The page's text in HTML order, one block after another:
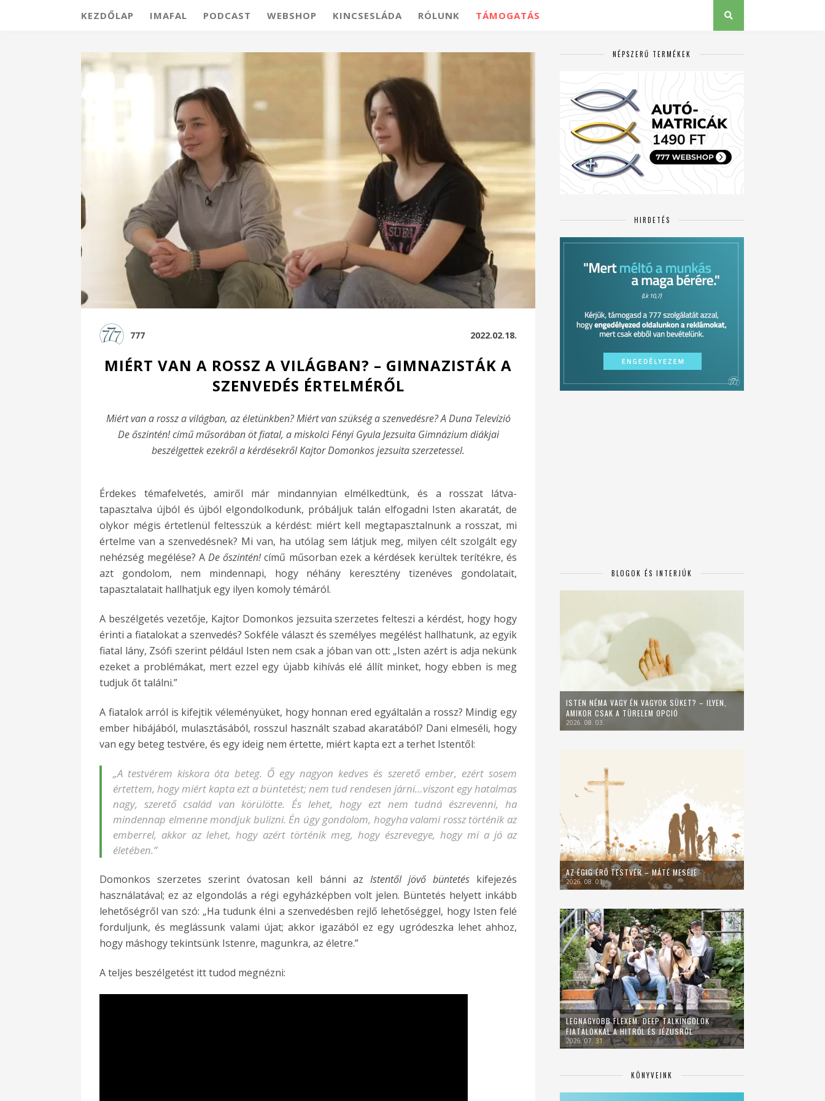
KEZDŐLAP IMAFAL PODCAST WEBSHOP KINCSESLÁDA RÓLUNK TÁMOGATÁS
777 2022.02.18.
MIÉRT VAN A ROSSZ A VILÁGBAN? – GIMNAZISTÁK A
SZENVEDÉS ÉRTELMÉRŐL
Miért van a rossz a világban, az életünkben? Miért van szükség a szenvedésre? A Duna Televízió
De őszintén! című műsorában öt fiatal, a miskolci Fényi Gyula Jezsuita Gimnázium diákjai
beszélgettek ezekről a kérdésekről Kajtor Domonkos jezsuita szerzetessel.
Érdekes témafelvetés, amiről már mindannyian elmélkedtünk, és a rosszat látva-
tapasztalva újból és újból elgondolkodunk, próbáljuk talán elfogadni Isten akaratát, de
olykor mégis értetlenül feltesszük a kérdést: miért kell megtapasztalnunk a rosszat, mi
értelme van a szenvedésnek? Mi van, ha utólag sem látjuk meg, milyen célt szolgált egy
nehézség megélése? ADe őszintén!című műsorban ezek a kérdések kerültek terítékre, és
azt gondolom, nem mindennapi, hogy néhány keresztény tizenéves gondolatait,
tapasztalatait hallhatjuk egy ilyen komoly témáról.
A beszélgetés vezetője, Kajtor Domonkos jezsuita szerzetes felteszi a kérdést, hogy hogy
érinti a fiatalokat a szenvedés? Sokféle választ és személyes megélést hallhatunk, az egyik
fiatal lány, Zsófi szerint például Isten nem csak a jóban van ott: „Isten azért is adja nekünk
ezeket a problémákat, mert ezzel egy újabb kihívás elé állít minket, hogy ebben is meg
tudjuk őt találni.”
A fiatalok arról is kifejtik véleményüket, hogy honnan ered egyáltalán a rossz? Mindig egy
ember hibájából, mulasztásából, rosszul használt szabad akaratából? Dani elmeséli, hogy
van egy beteg testvére, és egy ideig nem értette, miért kapta ezt a terhet Istentől:
„A testvérem kiskora óta beteg. Ő egy nagyon kedves és szerető ember, ezért sosem
értettem, hogy miért kapta ezt a büntetést; nem tud rendesen járni…viszont egy hatalmas
nagy, szerető család van körülötte. És lehet, hogy ezt nem tudná észrevenni, ha
mindennap elmenne mondjuk bulizni. Én úgy gondolom, hogyha valami rossz történik az
emberrel, akkor az lehet, hogy azért történik meg, hogy észrevegye, hogy mi a jó az
életében.”
Domonkos szerzetes szerint óvatosan kell bánni az Istentől jövő büntetéskifejezés
használatával; ez az elgondolás a régi egyházképben volt jelen. Büntetés helyett inkább
lehetőségről van szó: „Ha tudunk élni a szenvedésben rejlő lehetőséggel, hogy Isten felé
forduljunk, és meglássunk valami újat; akkor igazából ez egy ugródeszka lehet ahhoz,
hogy máshogy tekintsünk Istenre, magunkra, az életre.”
A teljes beszélgetést itt tudod megnézni:
NÉPSZERŰ TERMÉKEK
HIRDETÉS
BLOGOK ÉS INTERJÚK
ISTEN NÉMA VAGY ÉN VAGYOK SÜKET? – ILYEN,
AMIKOR CSAK A TÜRELEM OPCIÓ
2026. 08. 03.
AZ ÉGIG ÉRŐ TESTVÉR – MÁTÉ MESÉJE
2026. 08. 01.
LEGNAGYOBB FLEXEM: DEEP TALKINGOLOK
FIATALOKKAL A HITRŐL ÉS JÉZUSRÓL
2026. 07. 31.
KÖNYVEINK